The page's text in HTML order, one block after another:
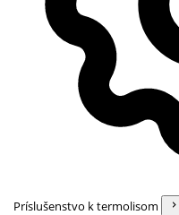
Príslušenstvo k termolisom